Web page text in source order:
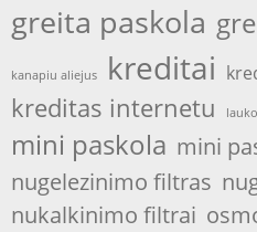
greita paskola
kanapiu aliejus kreditai
kreditas internetu
mini paskola mini
nugelezinimo filtras
nukalkinimo filtrai